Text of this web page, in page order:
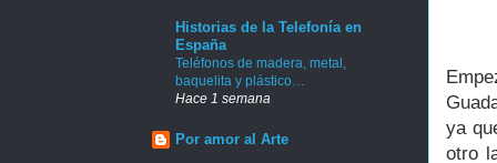
ya
otro
Historias de la Telefonía en
España
Teléfonos de madera, metal,
baquelita y plástico…
Hace 1 semana
Por amor al Arte